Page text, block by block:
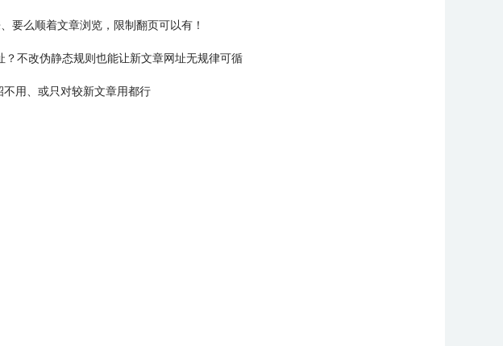
要么顺着文章浏览，限制翻页可以有！
不改伪静态规则也能让新文章网址无规律可循
用、或只对较新文章用都行